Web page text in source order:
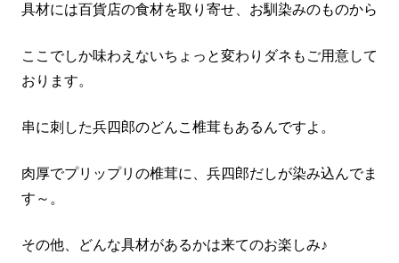
具材には百貨店の食材を取り寄せ、お馴染みのものから
ここでしか味わえないちょっと変わりダネもご用意して
おります。
串に刺した兵四郎のどんこ椎茸もあるんですよ。
肉厚でプリップリの椎茸に、兵四郎だしが染み込んでま
す～。
その他、どんな具材があるかは来てのお楽しみ♪